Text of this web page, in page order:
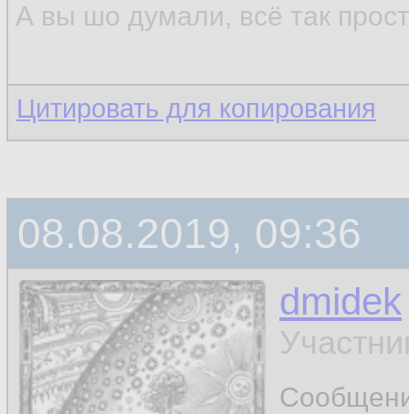
А вы шо думали, всё так
Цитировать для копирования
08.08.2019, 09:36
dmidek